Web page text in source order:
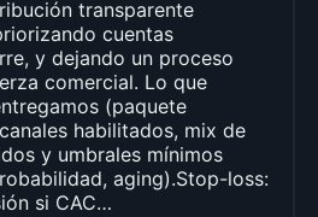
transparente
cuentas
y dejando un proceso
comercial. Lo que
(paquete
habilitados, mix de
y umbrales mínimos
aging).Stop-loss:
si CAC…